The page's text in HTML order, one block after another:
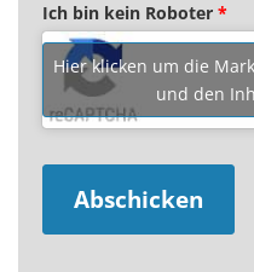
Ich bin kein Roboter *
Hier klicken um die
und den